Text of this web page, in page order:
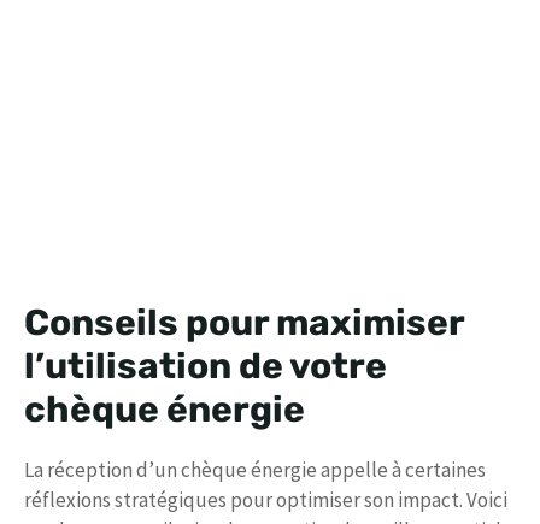
Conseils pour maximiser
l’utilisation de votre
chèque énergie
La réception d’un chèque énergie appelle à certaines
réflexions stratégiques pour optimiser son impact. Voici